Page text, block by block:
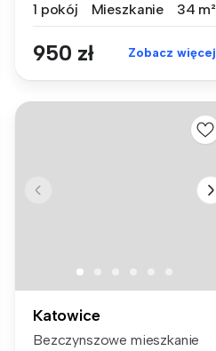
1 pokój
Mieszkanie 34 m²
950 zł Zobacz więcej
Katowice
Bezczynszowe mieszkanie